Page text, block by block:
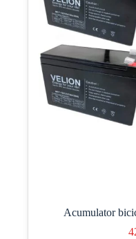
Acumulator